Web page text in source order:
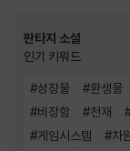
판타지 소설
인기 키워드
#성장물 #환생물
#비장함 #천재
#게임시스템 #차